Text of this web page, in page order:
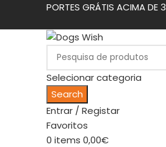
PORTES GRÁTIS ACIMA DE
Selecionar categoria
Search
Entrar / Registar
Favoritos
0 items 0,00€